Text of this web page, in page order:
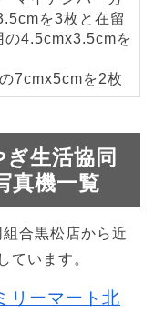
を3枚と在留
の4.5cmx3.5cmを
7cmx5cmを2枚
生活協同
真機一覧
合黒松店から近
ています。
リーマート北